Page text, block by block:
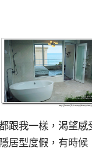
跟我一樣，渴望感
居型度假，有時候